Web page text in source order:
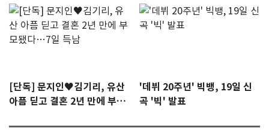
[단독] 문지인♥김기리, 유산
아픔 딛고 결혼 2년 만에 부모
'데뷔 20주년' 빅뱅, 19일 신
곡 '빅' 발표